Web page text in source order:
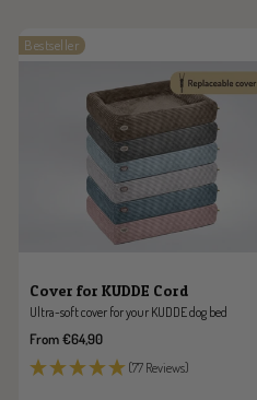
Bestseller
Cover for KUDDE Cord
Ultra-soft cover for your KUDDE dog bed
Sale
price
From €64,90
(77 Reviews)